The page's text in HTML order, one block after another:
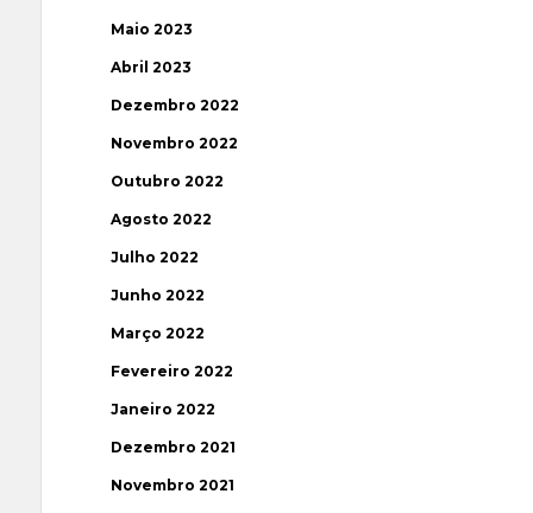
Maio 2023
Abril 2023
Dezembro 2022
Novembro 2022
Outubro 2022
Agosto 2022
Julho 2022
Junho 2022
Março 2022
Fevereiro 2022
Janeiro 2022
Dezembro 2021
Novembro 2021